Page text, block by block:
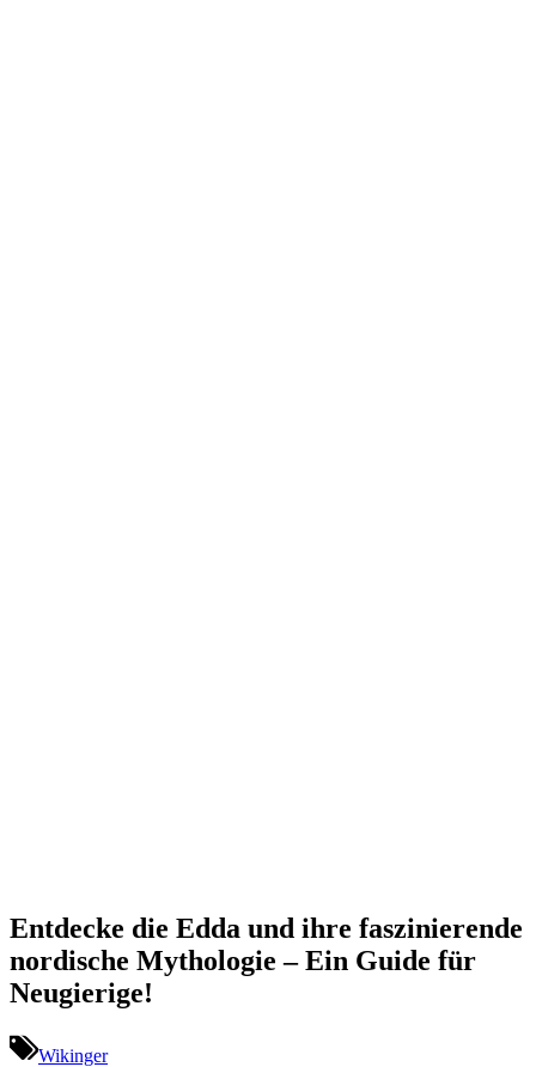
Entdecke die Edda und ihre faszinierende
nordische Mythologie – Ein Guide für
Neugierige!
Wikinger